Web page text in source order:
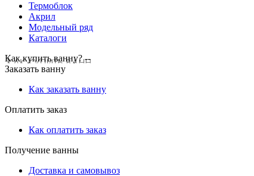
Термоблок
Акрил
Модельный ряд
Каталоги
Как купить ванну? --
Заказать ванну
Как заказать ванну
Оплатить заказ
Как оплатить заказ
Получение ванны
Доставка и самовывоз